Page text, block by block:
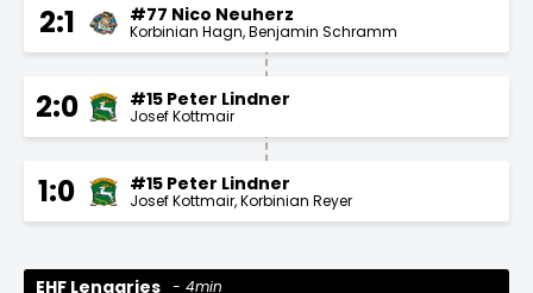
2:1 #77 Nico Neuherz
Korbinian Hagn Benjamin Schramm
2:0 #15 Peter Lindner
Josef Kottmair
1:0 #15 Peter Lindner
Josef Kottmair Korbinian Reyer
EHF Lenggries 4min